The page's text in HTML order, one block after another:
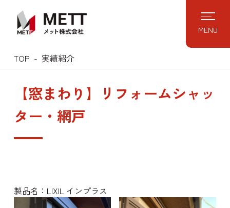
content
MENU
TOP 実績紹介
【窓まわり】リフォームシャッ
ター・網戸
製品名：LIXIL インプラス